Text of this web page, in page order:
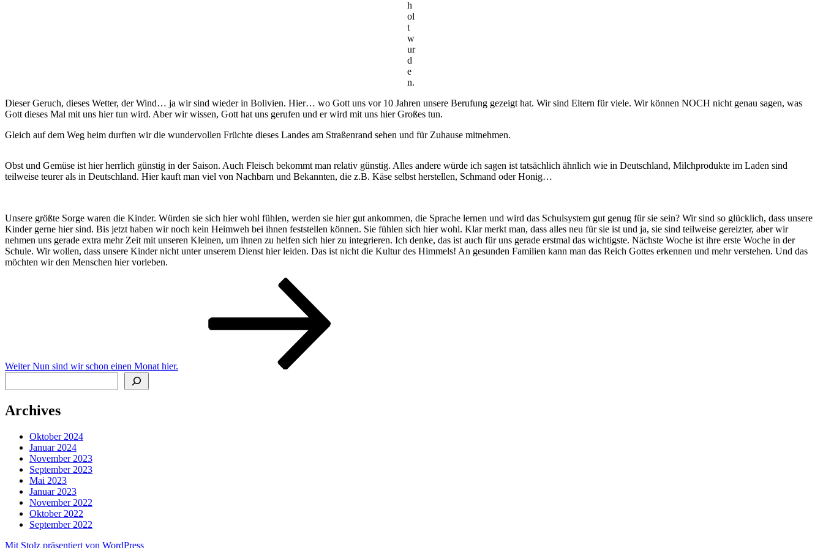
h
ol
t
w
ur
d
e
n.
Dieser Geruch, dieses Wetter, der Wind… ja wir sind wieder in Bolivien. Hier… wo Gott uns vor 10 Jahren unsere Berufung gezeigt hat. Wir sind Eltern für viele. Wir können NOCH nicht genau sagen, was
Gott dieses Mal mit uns hier tun wird. Aber wir wissen, Gott hat uns gerufen und er wird mit uns hier Großes tun.
Gleich auf dem Weg heim durften wir die wundervollen Früchte dieses Landes am Straßenrand sehen und für Zuhause mitnehmen.
Obst und Gemüse ist hier herrlich günstig in der Saison. Auch Fleisch bekommt man relativ günstig. Alles andere würde ich sagen ist tatsächlich ähnlich wie in Deutschland, Milchprodukte im Laden sind
teilweise teurer als in Deutschland. Hier kauft man viel von Nachbarn und Bekannten, die z.B. Käse selbst herstellen, Schmand oder Honig…
Unsere größte Sorge waren die Kinder. Würden sie sich hier wohl fühlen, werden sie hier gut ankommen, die Sprache lernen und wird das Schulsystem gut genug für sie sein? Wir sind so glücklich, dass unsere
Kinder gerne hier sind. Bis jetzt haben wir noch kein Heimweh bei ihnen feststellen können. Sie fühlen sich hier wohl. Klar merkt man, dass alles neu für sie ist und ja, sie sind teilweise gereizter, aber wir
nehmen uns gerade extra mehr Zeit mit unseren Kleinen, um ihnen zu helfen sich hier zu integrieren. Ich denke, das ist auch für uns gerade erstmal das wichtigste. Nächste Woche ist ihre erste Woche in der
Schule. Wir wollen, dass unsere Kinder nicht unter unserem Dienst hier leiden. Das ist nicht die Kultur des Himmels! An gesunden Familien kann man das Reich Gottes erkennen und mehr verstehen. Und das
möchten wir den Menschen hier vorleben.
Weiter Nun sind wir schon einen Monat hier.
Archives
Oktober 2024
Januar 2024
November 2023
September 2023
Mai 2023
Januar 2023
November 2022
Oktober 2022
September 2022
Mit Stolz präsentiert von WordPress